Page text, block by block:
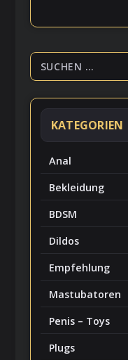
KATEGORIEN
Anal
Bekleidung
BDSM
Dildos
Empfehlung
Mastubatoren
Penis – Toys
Plugs